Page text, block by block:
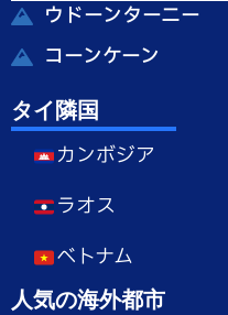
ウドーンターニー
コーンケーン
タイ隣国
カンボジア
ラオス
ベトナム
人気の海外都市